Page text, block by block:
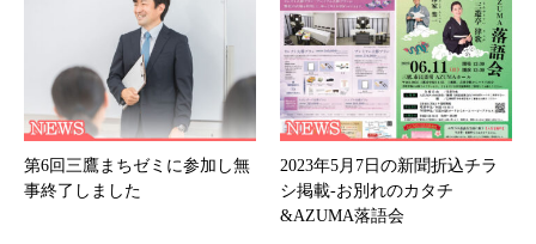
第6回三鷹まちゼミに参加し無
事終了しました
2023年5月7日の新聞折込チラ
シ掲載-お別れのカタチ
&AZUMA落語会